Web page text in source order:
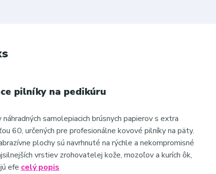
pilníky na pedikúru
samolepiacich brúsnych papierov s extra
60, určených pre profesionálne kovové pilníky na päty.
plochy sú navrhnuté na rýchle a nekompromisné
vrstiev zrohovatelej kože, mozoľov a kurích ôk,
efe celý popis